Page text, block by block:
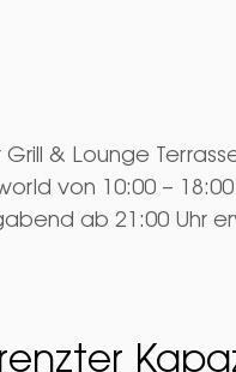
& Lounge
von 10:00 – 18:00
ab 21:00 Uhr